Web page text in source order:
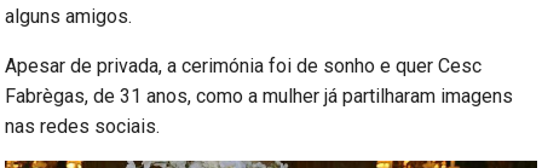
alguns amigos.
Apesar de privada, a cerimónia foi de sonho e quer Cesc
Fabrègas, de 31 anos, como a mulher já partilharam imagens
nas redes sociais.